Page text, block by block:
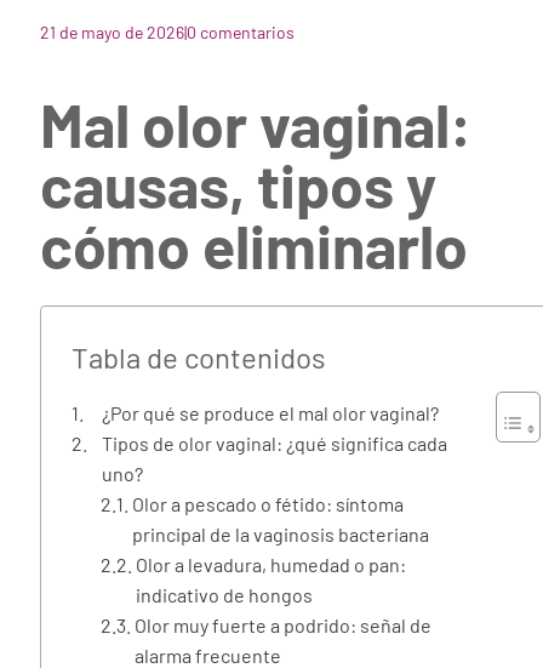
21 de mayo de 2026|0 comentarios
Mal olor vaginal:
causas, tipos y
cómo eliminarlo
Tabla de contenidos
¿Por qué se produce el mal olor vaginal?
Tipos de olor vaginal: ¿qué significa cada
uno?
Olor a pescado o fétido: síntoma
principal de la vaginosis bacteriana
Olor a levadura, humedad o pan:
indicativo de hongos
Olor muy fuerte a podrido: señal de
alarma frecuente